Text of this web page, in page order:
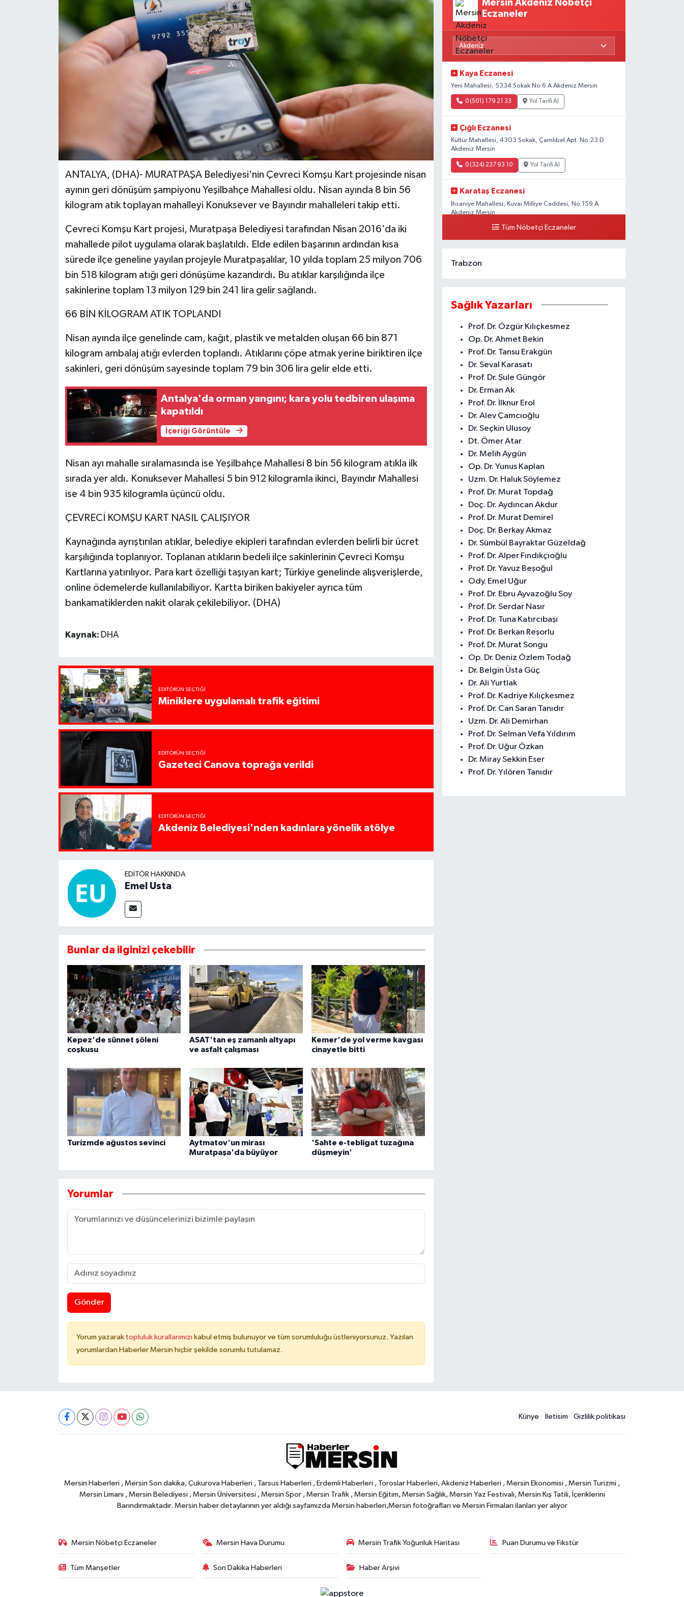
ANTALYA, (DHA)- MURATPAŞA Belediyesi'nin Çevreci Komşu Kart projesinde nisan
ayının geri dönüşüm şampiyonu Yeşilbahçe Mahallesi oldu. Nisan ayında 8 bin 56
kilogram atık toplayan mahalleyi Konuksever ve Bayındır mahalleleri takip etti.
Çevreci Komşu Kart projesi, Muratpaşa Belediyesi tarafından Nisan 2016'da iki
mahallede pilot uygulama olarak başlatıldı. Elde edilen başarının ardından kısa
sürede ilçe geneline yayılan projeyle Muratpaşalılar, 10 yılda toplam 25 milyon 706
bin 518 kilogram atığı geri dönüşüme kazandırdı. Bu atıklar karşılığında ilçe
sakinlerine toplam 13 milyon 129 bin 241 lira gelir sağlandı.
66 BİN KİLOGRAM ATIK TOPLANDI
Nisan ayında ilçe genelinde cam, kağıt, plastik ve metalden oluşan 66 bin 871
kilogram ambalaj atığı evlerden toplandı. Atıklarını çöpe atmak yerine biriktiren ilçe
sakinleri, geri dönüşüm sayesinde toplam 79 bin 306 lira gelir elde etti.
Antalya'da orman yangını; kara yolu tedbiren ulaşıma
kapatıldı
İçeriği Görüntüle
Nisan ayı mahalle sıralamasında ise Yeşilbahçe Mahallesi 8 bin 56 kilogram atıkla ilk
sırada yer aldı. Konuksever Mahallesi 5 bin 912 kilogramla ikinci, Bayındır Mahallesi
ise 4 bin 935 kilogramla üçüncü oldu.
ÇEVRECİ KOMŞU KART NASIL ÇALIŞIYOR
Kaynağında ayrıştırılan atıklar, belediye ekipleri tarafından evlerden belirli bir ücret
karşılığında toplanıyor. Toplanan atıkların bedeli ilçe sakinlerinin Çevreci Komşu
Kartlarına yatırılıyor. Para kart özelliği taşıyan kart; Türkiye genelinde alışverişlerde,
online ödemelerde kullanılabiliyor. Kartta biriken bakiyeler ayrıca tüm
bankamatiklerden nakit olarak çekilebiliyor. (DHA)
Kaynak: DHA
EDITÖRÜN SEÇTIĞI
Miniklere uygulamalı trafik eğitimi
EDITÖRÜN SEÇTIĞI
Gazeteci Canova toprağa verildi
EDITÖRÜN SEÇTIĞI
Akdeniz Belediyesi'nden kadınlara yönelik atölye
EDITÖR HAKKINDA
Emel Usta
Bunlar da ilginizi çekebilir
Kepez'de sünnet şöleni
coşkusu
ASAT'tan eş zamanlı altyapı
ve asfalt çalışması
Kemer'de yol verme kavgası
cinayetle bitti
Turizmde ağustos sevinci
Aytmatov'un mirası
Muratpaşa'da büyüyor
'Sahte e-tebligat tuzağına
düşmeyin'
Yorumlar
Gönder
Yorum yazarak topluluk kurallarımızı kabul etmiş bulunuyor ve tüm sorumluluğu üstleniyorsunuz. Yazılan
yorumlardan Haberler Mersin hiçbir şekilde sorumlu tutulamaz.
Mersin Akdeniz Nöbetçi
Eczaneler
Kaya Eczanesi
Yeni Mahallesi, 5334.Sokak No:6 A Akdeniz Mersin
0 (501) 179 21 33 Yol Tarifi Al
Çığlı Eczanesi
Kültür Mahallesi, 4303 Sokak, Çamlıbel Apt. No:23 D
Akdeniz Mersin
0 (324) 237 93 10 Yol Tarifi Al
Karataş Eczanesi
İhsaniye Mahallesi, Kuvai Milliye Caddesi, No:159 A
Akdeniz Mersin
0 (324) 336 19 52 Yol Tarifi Al
Tüm Nöbetçi Eczaneler
Trabzon
Sağlık Yazarları
Prof. Dr. Özgür Kılıçkesmez
Op. Dr. Ahmet Bekin
Prof. Dr. Tansu Erakgün
Dr. Seval Karasatı
Prof. Dr. Şule Güngör
Dr. Erman Ak
Prof. Dr. İlknur Erol
Dr. Alev Çamcıoğlu
Dr. Seçkin Ulusoy
Dt. Ömer Atar
Dr. Melih Aygün
Op. Dr. Yunus Kaplan
Uzm. Dr. Haluk Söylemez
Prof. Dr. Murat Topdağ
Doç. Dr. Aydıncan Akdur
Prof. Dr. Murat Demirel
Doç. Dr. Berkay Akmaz
Dr. Sümbül Bayraktar Güzeldağ
Prof. Dr. Alper Fındıkçıoğlu
Prof. Dr. Yavuz Beşoğul
Ody. Emel Uğur
Prof. Dr. Ebru Ayvazoğlu Soy
Prof. Dr. Serdar Nasır
Prof. Dr. Tuna Katırcıbaşı
Prof. Dr. Berkan Reşorlu
Prof. Dr. Murat Songu
Op. Dr. Deniz Özlem Todağ
Dr. Belgin Üsta Güç
Dr. Ali Yurtlak
Prof. Dr. Kadriye Kılıçkesmez
Prof. Dr. Can Saran Tanıdır
Uzm. Dr. Ali Demirhan
Prof. Dr. Selman Vefa Yıldırım
Prof. Dr. Uğur Özkan
Dr. Miray Sekkin Eser
Prof. Dr. Yılören Tanıdır
Künye İletisim Gizlilik politikası
Mersin Haberleri , Mersin Son dakika, Çukurova Haberleri , Tarsus Haberleri , Erdemli Haberleri , Toroslar Haberleri, Akdeniz Haberleri , Mersin Ekonomisi , Mersin Turizmi ,
Mersin Limanı , Mersin Belediyesi , Mersin Üniversitesi , Mersin Spor , Mersin Trafik , Mersin Eğitim, Mersin Sağlık, Mersin Yaz Festivali, Mersin Kış Tatili, İçeriklerini
Barındırmaktadır. Mersin haber detaylarının yer aldığı sayfamızda Mersin haberleri,Mersin fotoğrafları ve Mersin Firmaları ilanları yer alıyor
Mersin Nöbetçi Eczaneler Mersin Hava Durumu Mersin Trafik Yoğunluk Haritası Puan Durumu ve Fikstür
Tüm Manşetler Son Dakika Haberleri Haber Arşivi